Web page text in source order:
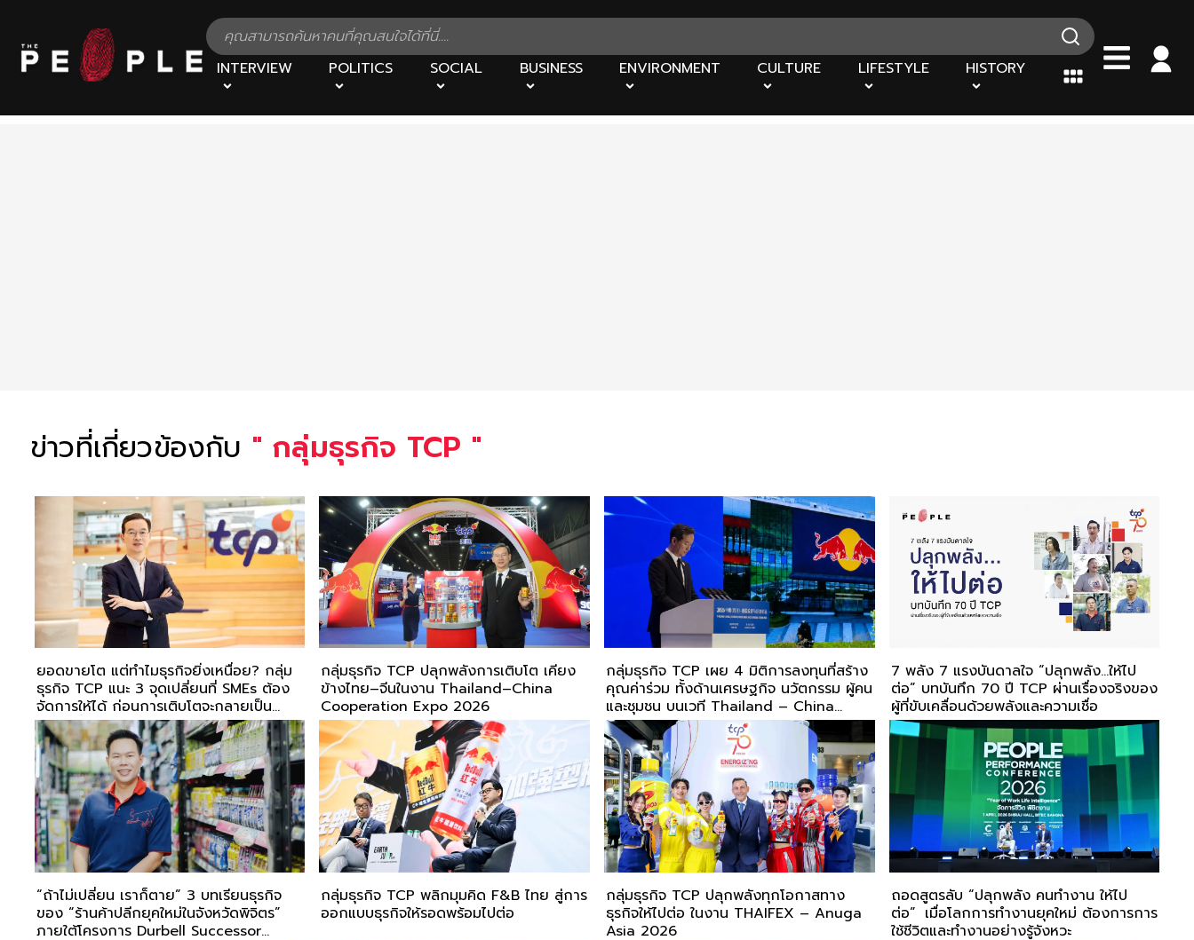
INTERVIEW POLITICS SOCIAL BUSINESS ENVIRONMENT CULTURE LIFESTYLE HISTORY
ข่าวที่เกี่ยวข้องกับ " กลุ่มธุรกิจ TCP "
ยอดขายโต แต่ทำไมธุรกิจยิ่งเหนื่อย? กลุ่ม
ธุรกิจ TCP แนะ 3 จุดเปลี่ยนที่ SMEs ต้อง
จัดการให้ได้ ก่อนการเติบโตจะกลายเป็น
ความเสี่ยง
กลุ่มธุรกิจ TCP ปลุกพลังการเติบโต เคียง
ข้างไทย–จีนในงาน Thailand–China
Cooperation Expo 2026
กลุ่มธุรกิจ TCP เผย 4 มิติการลงทุนที่สร้าง
คุณค่าร่วม ทั้งด้านเศรษฐกิจ นวัตกรรม ผู้คน
และชุมชน บนเวที Thailand – China
(Sichuan) Investment and Economic
Forum ณ เมืองเฉิงตู
7 พลัง 7 แรงบันดาลใจ “ปลุกพลัง...ให้ไป
ต่อ” บทบันทึก 70 ปี TCP ผ่านเรื่องจริงของ
ผู้ที่ขับเคลื่อนด้วยพลังและความเชื่อ
“ถ้าไม่เปลี่ยน เราก็ตาย” 3 บทเรียนธุรกิจ
ของ “ร้านค้าปลีกยุคใหม่ในจังหวัดพิจิตร”
ภายใต้โครงการ Durbell Successor
กลุ่มธุรกิจ TCP พลิกมุมคิด F&B ไทย สู่การ
ออกแบบธุรกิจให้รอดพร้อมไปต่อ
กลุ่มธุรกิจ TCP ปลุกพลังทุกโอกาสทาง
ธุรกิจให้ไปต่อ ในงาน THAIFEX – Anuga
Asia 2026
ถอดสูตรลับ “ปลุกพลัง คนทำงาน ให้ไป
ต่อ” เมื่อโลกการทำงานยุคใหม่ ต้องการการ
ใช้ชีวิตและทำงานอย่างรู้จังหวะ